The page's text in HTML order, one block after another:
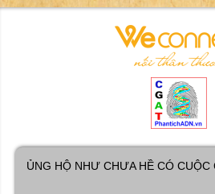
ỦNG HỘ NHƯ CHƯA HỀ CÓ CUỘC